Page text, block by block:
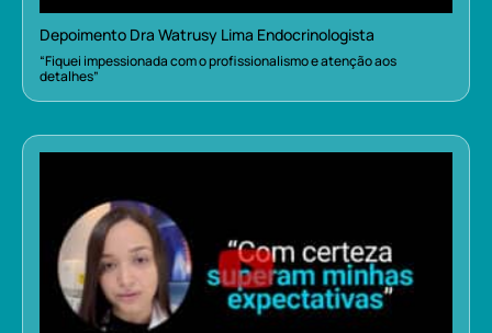
Depoimento Dra Watrusy Lima Endocrinologista
“Fiquei impessionada com o profissionalismo e atenção aos
detalhes”